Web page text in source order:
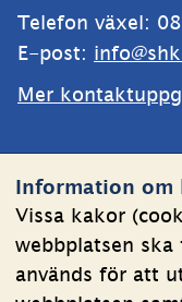
Information om
Vissa kakor
webbplatsen ska
används för att
Telefon växel:
E-post:
Mer
Om kakor
Behandling av